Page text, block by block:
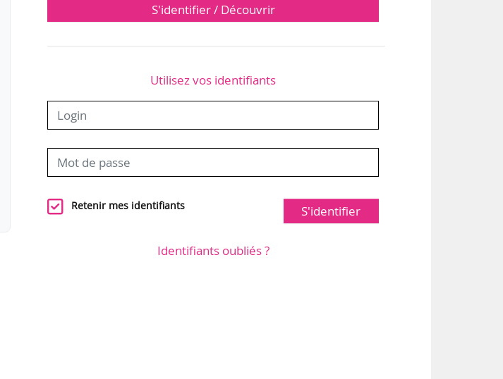
S'identifier / Découvrir
Utilisez vos identifiants
Retenir mes identifiants S'identifier
Identifiants oubliés ?